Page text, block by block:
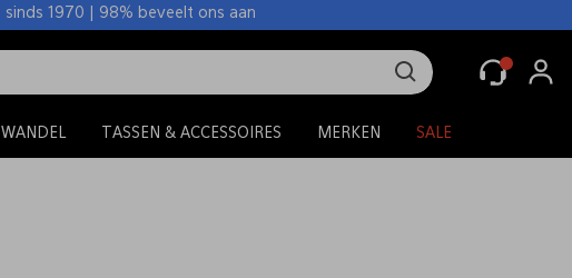
sinds 1970 | 98% beveelt ons aan
WANDEL TASSEN & ACCESSOIRES MERKEN SALE